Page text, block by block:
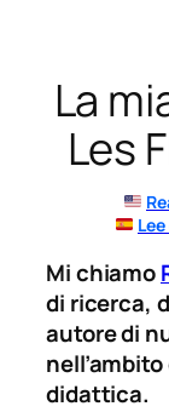
contenuto
La
Les
Mi chiamo
di ricerca,
autore di
didattica.